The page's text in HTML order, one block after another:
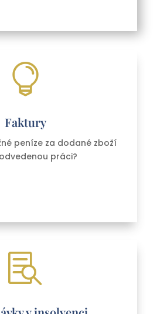

Faktury
peníze za dodané zboží
práci?
